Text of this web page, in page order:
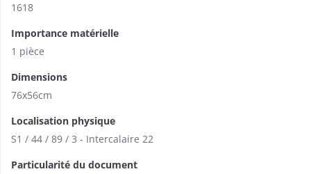
1618
Importance matérielle
1 pièce
Dimensions
76x56cm
Localisation physique
S1 / 44 / 89 / 3 - Intercalaire 22
Particularité du document